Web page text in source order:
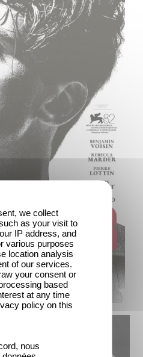
we collect
as your visit to
IP address, and
various purposes
location analysis
of our services.
your consent or
based
at any time
policy on this
nous